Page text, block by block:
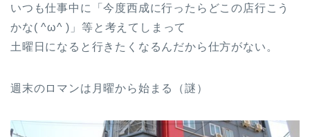
いつも仕事中に「今度西成に行ったらどこの店行こう
かな( ^ω^ )」等と考えてしまって
土曜日になると行きたくなるんだから仕方がない。
週末のロマンは月曜から始まる（謎）